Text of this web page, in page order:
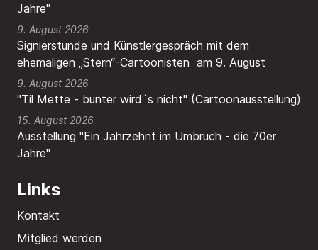
Jahre"
9. August 2026
Signierstunde und Künstlergespräch mit dem
ehemaligen „Stern“-Cartoonisten am 9. August
9. August 2026
"Til Mette - bunter wird´s nicht" (Cartoonausstellung)
15. August 2026
Ausstellung "Ein Jahrzehnt im Umbruch - die 70er
Jahre"
Links
Kontakt
Mitglied werden